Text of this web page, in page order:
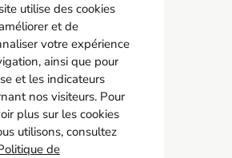
AMCO BTP
55 11 21 00
Allée Duke Ellington
utilise des cookies
et de
votre expérience
ainsi que pour
et les indicateurs
nos visiteurs. Pour
plus sur les cookies
utilisons, consultez
de